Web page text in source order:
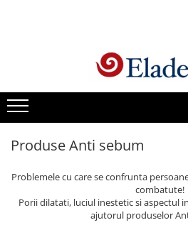
Vezi toate produsele
Creme cu protectie solara
Produse Antirid
Produse Hidratante
Antirozacee
Produse Anti sebum
Produse Antiacnee
Produse Anti sebum
Problemele cu care se confrunta
combatute!
Porii dilatati, luciul inestetic si aspectul
ajutorul produselor